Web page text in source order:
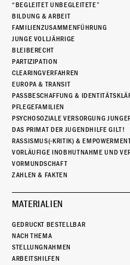
“BEGLEITET UNBEGLEITETE”
BILDUNG & ARBEIT
FAMILIENZUSAMMENFÜHRUNG
JUNGE VOLLJÄHRIGE
BLEIBERECHT
PARTIZIPATION
CLEARINGVERFAHREN
EUROPA & TRANSIT
PASSBESCHAFFUNG &
PFLEGEFAMILIEN
PSYCHOSOZIALE VERSORGUNG
DAS PRIMAT DER JUGENDHILFE GILT!
RASSISMUS(-KRITIK) &
VORLÄUFIGE INOBHUTNAHME UND
VORMUNDSCHAFT
ZAHLEN & FAKTEN
MATERIALIEN
GEDRUCKT BESTELLBAR
NACH THEMA
STELLUNGNAHMEN
ARBEITSHILFEN